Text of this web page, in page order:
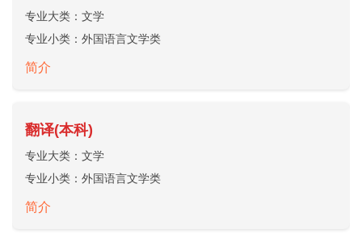
专业大类： 文学
专业小类： 外国语言文学类
简介
翻译(本科)
专业大类： 文学
专业小类： 外国语言文学类
简介